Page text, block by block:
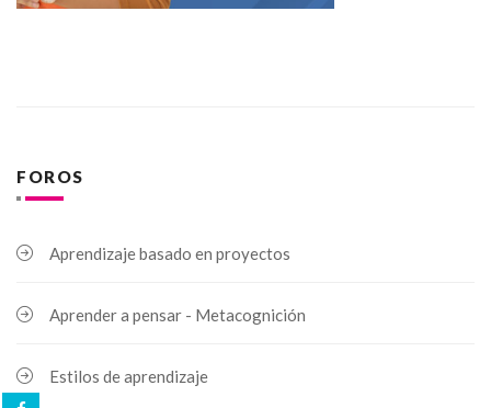
FOROS
Aprendizaje basado en proyectos
Aprender a pensar - Metacognición
Estilos de aprendizaje